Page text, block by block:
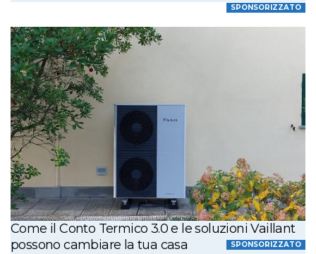
SPONSORIZZATO
Come il Conto Termico 3.0 e le soluzioni Vaillant
possono cambiare la tua casa
SPONSORIZZATO